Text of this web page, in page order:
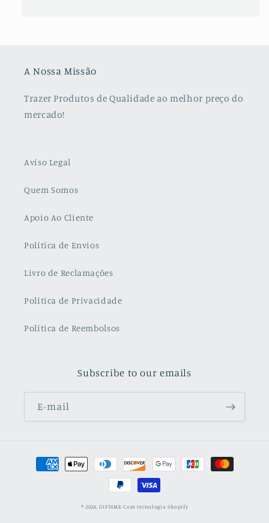
A Nossa Missão
Trazer Produtos de Qualidade ao melhor preço do
mercado!
Aviso Legal
Quem Somos
Apoio Ao Cliente
Política de Envios
Livro de Reclamações
Política de Privacidade
Política de Reembolsos
Subscribe to our emails
E-mail
Métodos
© 2026,GIFT4ME Com tecnologia Shopify